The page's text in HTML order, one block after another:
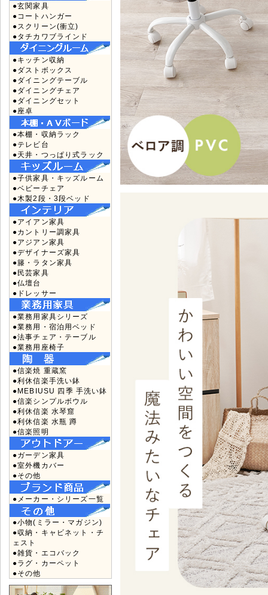
●玄関家具
●コートハンガー
●スクリーン(衝立)
●タチカワブラインド
●キッチン収納
●ダストボックス
●ダイニングテーブル
●ダイニングチェア
●ダイニングセット
●座卓
●本棚・収納ラック
●テレビ台
●天井・つっぱり式ラック
●子供家具・キッズルーム
●ベビーチェア
●木製2段・3段ベッド
●アイアン家具
●カントリー調家具
●アジアン家具
●デザイナーズ家具
●籐・ラタン家具
●民芸家具
●仏壇台
●ドレッサー
●業務用家具シリーズ
●業務用・宿泊用ベッド
●法事チェア・テーブル
●業務用座椅子
●信楽焼 重蔵窯
●利休信楽手洗い鉢
●MEBIUSU 四季 手洗い鉢
●信楽シンプルボウル
●利休信楽 水琴窟
●利休信楽 水瓶 蹲
●信楽照明
●ガーデン家具
●室外機カバー
●その他
●メーカー・シリーズ一覧
●小物(ミラー・マガジン)
●収納・キャビネット・チ
ェスト
●雑貨・エコバック
●ラグ・カーペット
●その他